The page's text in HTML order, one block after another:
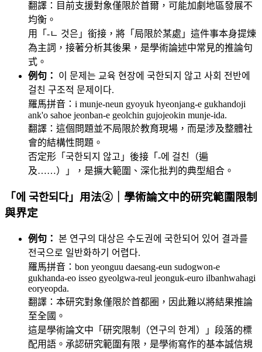
翻譯：目前支援對象僅限於首爾，可能加劇地區發展不
均衡。
用「-ㄴ 것은」銜接，將「局限於某處」這件事本身提煉
為主詞，接著分析其後果，是學術論述中常見的推論句
式。
例句：
이 문제는 교육 현장에 국한되지 않고 사회 전반에
걸친 구조적 문제이다.
羅馬拼音：i munje-neun gyoyuk hyeonjang-e gukhandoji
ank'o sahoe jeonban-e geolchin gujojeokin munje-ida.
翻譯：這個問題並不局限於教育現場，而是涉及整體社
會的結構性問題。
否定形「국한되지 않고」後接「-에 걸친（遍
及……）」，是擴大範圍、深化批判的典型組合。
「에 국한되다」用法②｜學術論文中的研究範圍限制
與界定
例句： 본 연구의 대상은 수도권에 국한되어 있어 결과를
전국으로 일반화하기 어렵다.
羅馬拼音：bon yeonguu daesang-eun sudogwon-e
gukhanda-eo isseo gyeolgwa-reul jeonguk-euro ilbanhwahagi
eoryeopda.
翻譯：本研究對象僅限於首都圈，因此難以將結果推論
至全國。
這是學術論文中「研究限制（연구의 한계）」段落的標
配用語。承認研究範圍有限，是學術寫作的基本誠信規